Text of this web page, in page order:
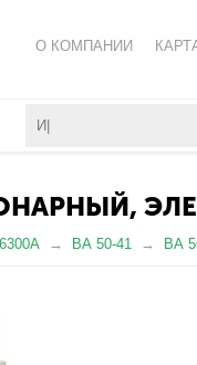
О КОМПАНИИ
ВА 50-41 ВА